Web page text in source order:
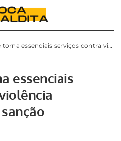
serviços contra violência doméstica vai a sanção
essenciais